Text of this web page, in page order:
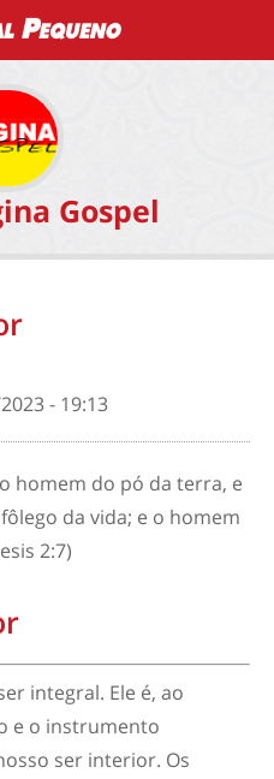
Gospel
- 19:13
homem do pó da terra, e
da vida; e o homem
2:7)
integral. Ele é, ao
e o instrumento
ser interior. Os